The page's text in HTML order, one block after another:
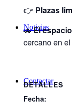
Noticias
Contactar
👉 Plazas
🚗El
cercano en
DETALLES
Fecha: